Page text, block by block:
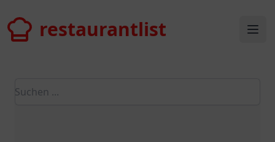
restaurantlistrestaurantlist